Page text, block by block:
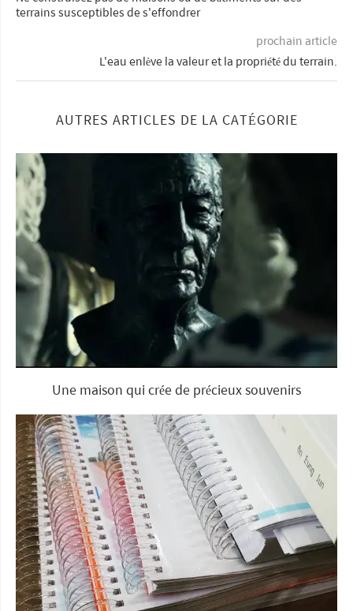
terrains susceptibles de s'effondrer
prochain article
L'eau enlève la valeur et la propriété du terrain.
AUTRES ARTICLES DE LA CATÉGORIE
Une maison qui crée de précieux souvenirs